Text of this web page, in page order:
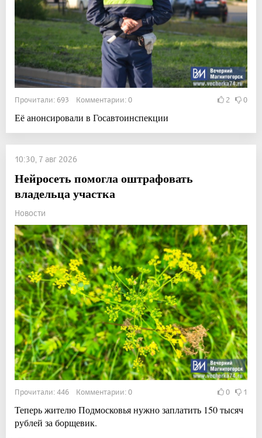
Прочитали: 693 Комментарии: 0 2 0
Её анонсировали в Госавтоинспекции
10:30, 7 авг 2026
Нейросеть помогла оштрафовать
владельца участка
Новости
Прочитали: 446 Комментарии: 0 0 1
Теперь жителю Подмосковья нужно заплатить 150 тысяч
рублей за борщевик.